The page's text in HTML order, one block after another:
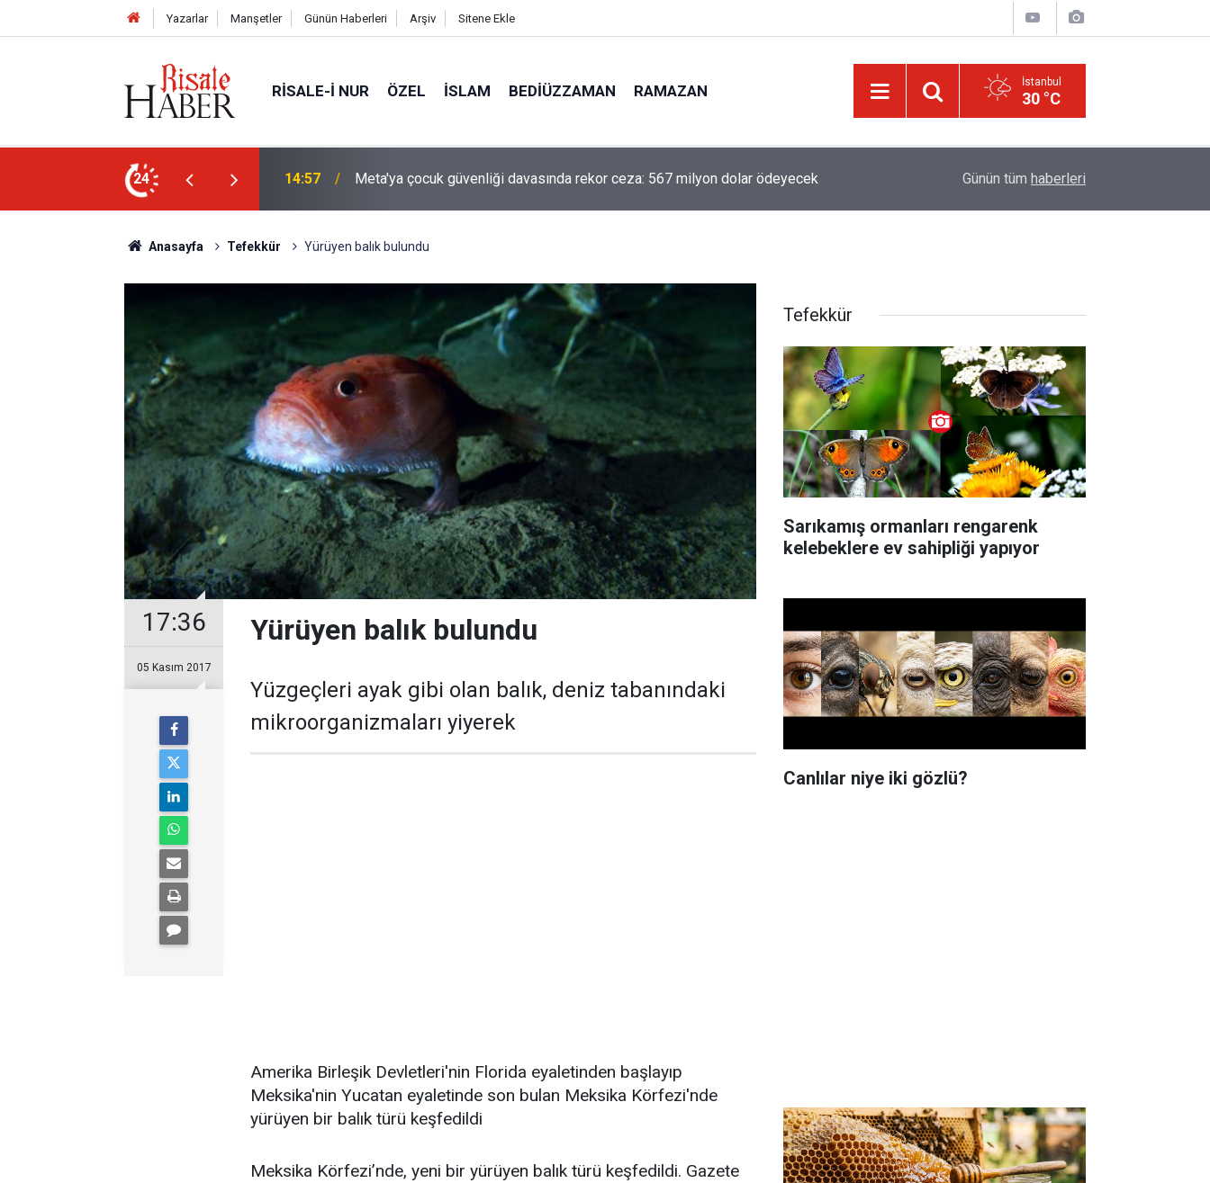
Yazarlar Manşetler Günün Haberleri Arşiv Sitene Ekle
RISALE-I NUR ÖZEL İSLAM BEDIÜZZAMAN RAMAZAN İstanbul
30 °C
24
rekor ceza: 567 milyon dolar ödeyecek 13:40 Çile çekilen yol!
iki katına çıktı
Günün tüm haberleri
Anasayfa Tefekkür Yürüyen balık bulundu
17:36
05 Kasım 2017
Yürüyen balık bulundu
Yüzgeçleri ayak gibi olan balık, deniz tabanındaki
mikroorganizmaları yiyerek
Amerika Birleşik Devletleri'nin Florida eyaletinden başlayıp
Meksika'nin Yucatan eyaletinde son bulan Meksika Körfezi'nde
yürüyen bir balık türü keşfedildi
Meksika Körfezi’nde, yeni bir yürüyen balık türü keşfedildi. Gazete
Tefekkür
Sarıkamış ormanları rengarenk
kelebeklere ev sahipliği yapıyor
Canlılar niye iki gözlü?